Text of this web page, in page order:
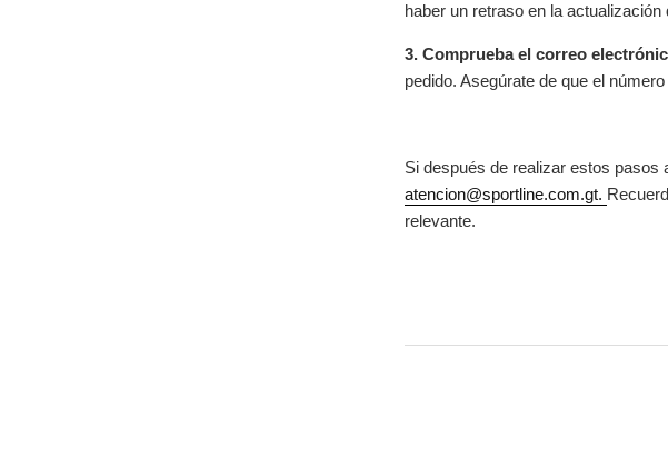
haber un retraso en la
3. Comprueba el correo
pedido. Asegúrate de que el
Si después de realizar estos pasos
atencion@sportline.com.gt.
relevante.